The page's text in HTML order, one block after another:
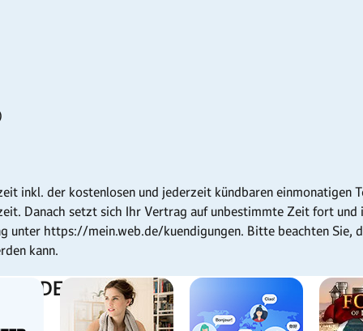
inkl. der kostenlosen und jederzeit kündbaren einmonatigen
Danach setzt sich Ihr Vertrag auf unbestimmte Zeit fort
unter https://mein.web.de/kuendigungen. Bitte beachten Sie,
kann.